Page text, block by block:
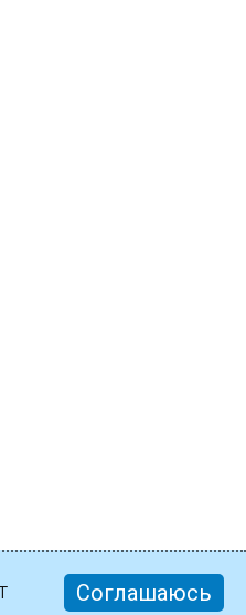
Соглашаюсь